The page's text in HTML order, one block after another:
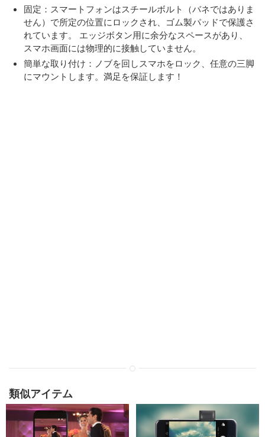
固定：スマートフォンはスチールボルト（バネではありま
せん）で所定の位置にロックされ、ゴム製パッドで保護さ
れています。 エッジボタン用に余分なスペースがあり、
スマホ画面には物理的に接触していません。
簡単な取り付け：ノブを回しスマホをロック、任意の三脚
にマウントします。満足を保証します！
類似アイテム